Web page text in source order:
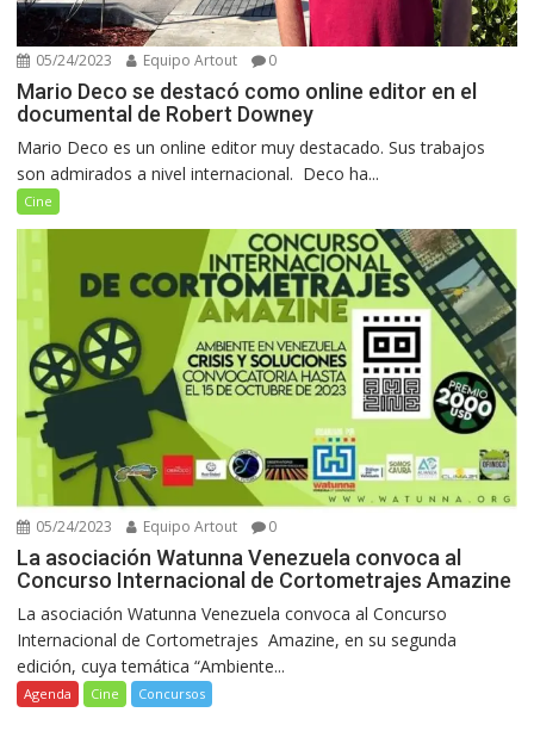
05/24/2023 Equipo Artout 0
Mario Deco se destacó como online editor en el
documental de Robert Downey
Mario Deco es un online editor muy destacado. Sus trabajos
son admirados a nivel internacional. Deco ha...
Cine
05/24/2023 Equipo Artout 0
La asociación Watunna Venezuela convoca al
Concurso Internacional de Cortometrajes Amazine
La asociación Watunna Venezuela convoca al Concurso
Internacional de Cortometrajes Amazine, en su segunda
edición, cuya temática “Ambiente...
Agenda Cine Concursos